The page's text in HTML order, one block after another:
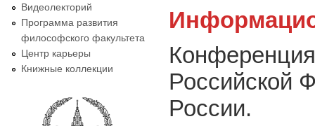
Видеолекторий
Программа развития
философского факультета
Центр карьеры
Книжные коллекции
Российской
России.